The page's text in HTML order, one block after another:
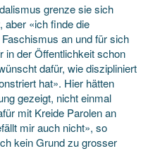
grenze sie sich
aber «ich finde die
an und für sich
in der Öffentlichkeit schon
dafür, wie diszipliniert
hat». Hier hätten
gezeigt, nicht einmal
mit Kreide Parolen an
mir auch nicht», so
kein Grund zu grosser